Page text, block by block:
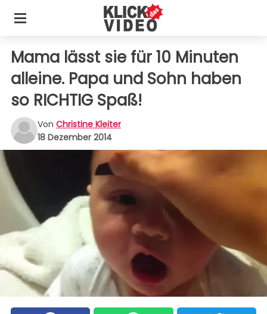
Mama lässt sie für 10 Minuten
alleine. Papa und Sohn haben
so RICHTIG Spaß!
Von Christine Kleiter
18 Dezember 2014